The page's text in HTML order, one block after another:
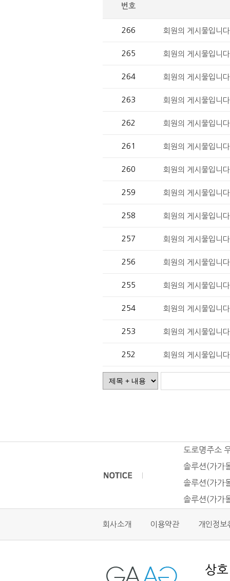
번호
266 회원의 게시물입니
265 회원의 게시물입니
264 회원의 게시물입니
263 회원의 게시물입니
262 회원의 게시물입니
261 회원의 게시물입니
260 회원의 게시물입니
259 회원의 게시물입니
258 회원의 게시물입니
257 회원의 게시물입니
256 회원의 게시물입니
255 회원의 게시물입니
254 회원의 게시물입니
253 회원의 게시물입니
252 회원의 게시물입니
도로명주소
솔루션(가가
솔루션(가가
솔루션(가가
회사소개 이용약관 개인정보